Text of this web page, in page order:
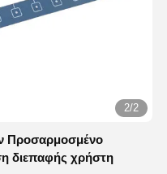
2/2
Προσαρμοσμένο
διεπαφής χρήστη